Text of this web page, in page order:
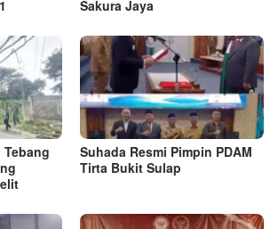
Sakura Jaya
Suhada Resmi Pimpin PDAM
Tirta Bukit Sulap